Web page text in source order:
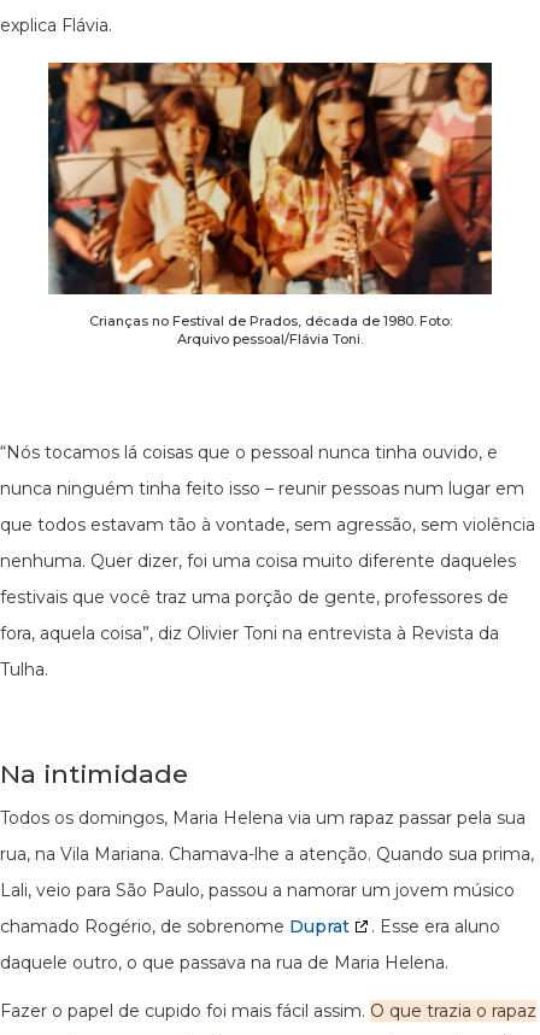
explica Flávia.
Crianças no Festival de Prados, década de 1980. Foto:
Arquivo pessoal/Flávia Toni.
“Nós tocamos lá coisas que o pessoal nunca tinha ouvido, e
nunca ninguém tinha feito isso – reunir pessoas num lugar em
que todos estavam tão à vontade, sem agressão, sem violência
nenhuma. Quer dizer, foi uma coisa muito diferente daqueles
festivais que você traz uma porção de gente, professores de
fora, aquela coisa”, diz Olivier Toni na entrevista à Revista da
Tulha.
Na intimidade
Todos os domingos, Maria Helena via um rapaz passar pela sua
rua, na Vila Mariana. Chamava-lhe a atenção. Quando sua prima,
Lali, veio para São Paulo, passou a namorar um jovem músico
chamado Rogério, de sobrenome Duprat
. Esse era aluno
daquele outro, o que passava na rua de Maria Helena.
Fazer o papel de cupido foi mais fácil assim. O que trazia o rapaz